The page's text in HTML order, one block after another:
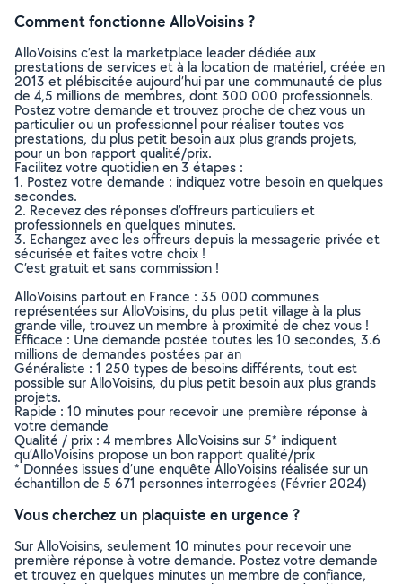
Comment fonctionne AlloVoisins ?
AlloVoisins c’est la marketplace leader dédiée aux
prestations de services et à la location de matériel, créée en
2013 et plébiscitée aujourd’hui par une communauté de plus
de 4,5 millions de membres, dont 300 000 professionnels.
Postez votre demande et trouvez proche de chez vous un
particulier ou un professionnel pour réaliser toutes vos
prestations, du plus petit besoin aux plus grands projets,
pour un bon rapport qualité/prix.
Facilitez votre quotidien en 3 étapes :
1. Postez votre demande : indiquez votre besoin en quelques
secondes.
2. Recevez des réponses d’offreurs particuliers et
professionnels en quelques minutes.
3. Echangez avec les offreurs depuis la messagerie privée et
sécurisée et faites votre choix !
C’est gratuit et sans commission !
AlloVoisins partout en France : 35 000 communes
représentées sur AlloVoisins, du plus petit village à la plus
grande ville, trouvez un membre à proximité de chez vous !
Efficace : Une demande postée toutes les 10 secondes, 3.6
millions de demandes postées par an
Généraliste : 1 250 types de besoins différents, tout est
possible sur AlloVoisins, du plus petit besoin aux plus grands
projets.
Rapide : 10 minutes pour recevoir une première réponse à
votre demande
Qualité / prix : 4 membres AlloVoisins sur 5* indiquent
qu’AlloVoisins propose un bon rapport qualité/prix
* Données issues d’une enquête AlloVoisins réalisée sur un
échantillon de 5 671 personnes interrogées (Février 2024)
Vous cherchez un plaquiste en urgence ?
Sur AlloVoisins, seulement 10 minutes pour recevoir une
première réponse à votre demande. Postez votre demande
et trouvez en quelques minutes un membre de confiance,